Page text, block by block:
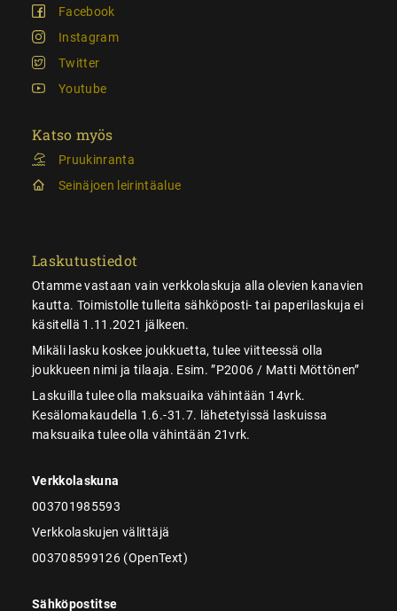
Facebook
Instagram
Twitter
Youtube
Katso myös
Pruukinranta
Seinäjoen leirintäalue
Laskutustiedot
Otamme vastaan vain verkkolaskuja alla olevien kanavien
kautta. Toimistolle tulleita sähköposti- tai paperilaskuja ei
käsitellä 1.11.2021 jälkeen.
Mikäli lasku koskee joukkuetta, tulee viitteessä olla
joukkueen nimi ja tilaaja. Esim. ”P2006 / Matti Möttönen”
Laskuilla tulee olla maksuaika vähintään 14vrk.
Kesälomakaudella 1.6.-31.7. lähetetyissä laskuissa
maksuaika tulee olla vähintään 21vrk.
Verkkolaskuna
003701985593
Verkkolaskujen välittäjä
003708599126 (OpenText)
Sähköpostitse